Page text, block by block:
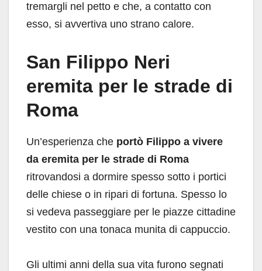
tremargli nel petto e che, a contatto con
esso, si avvertiva uno strano calore.
San Filippo Neri
eremita per le strade di
Roma
Un’esperienza che portò Filippo a vivere
da eremita per le strade di Roma
ritrovandosi a dormire spesso sotto i portici
delle chiese o in ripari di fortuna. Spesso lo
si vedeva passeggiare per le piazze cittadine
vestito con una tonaca munita di cappuccio.
Gli ultimi anni della sua vita furono segnati